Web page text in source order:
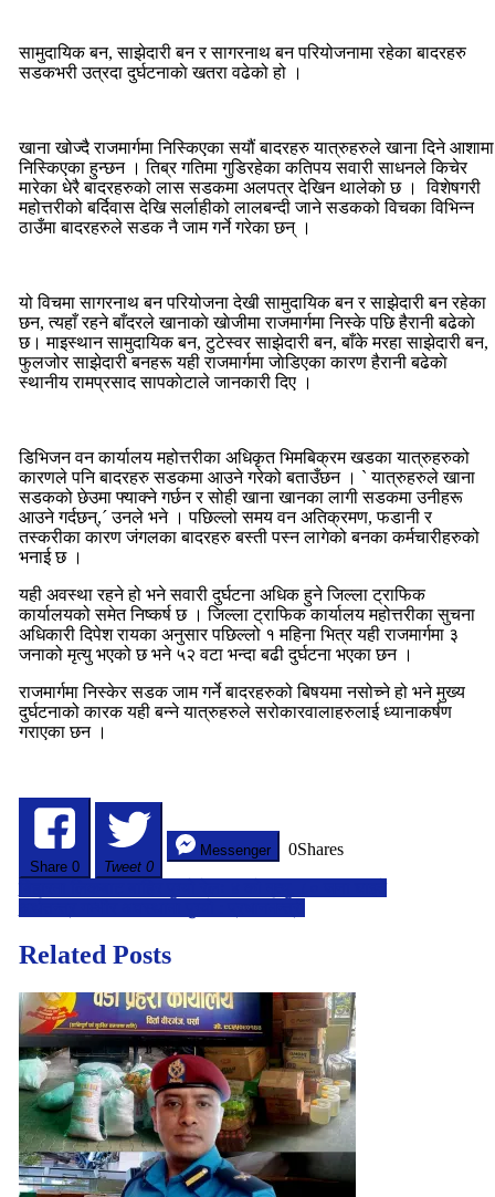
सामुदायिक बन, साझेदारी बन र सागरनाथ बन परियोजनामा रहेका बादरहरु
सडकभरी उत्रदा दुर्घटनाकाे खतरा वढेको हो ।
खाना खोज्दै राजमार्गमा निस्किएका सयौं बादरहरु यात्रुहरुले खाना दिने आशामा
निस्किएका हुन्छन । तिब्र गतिमा गुडिरहेका कतिपय सवारी साधनले किचेर
मारेका धेरै बादरहरुको लास सडकमा अलपत्र देखिन थालेकाे छ । विशेषगरी
महोत्तरीको बर्दिवास देखि सर्लाहीको लालबन्दी जाने सडकको विचका विभिन्न
ठाउँमा बादरहरुले सडक नै जाम गर्ने गरेका छन् ।
यो विचमा सागरनाथ बन परियोजना देखी सामुदायिक बन र साझेदारी बन रहेका
छन, त्यहाँ रहने बाँदरले खानाकाे खाेजीमा राजमार्गमा निस्के पछि हैरानी बढेकाे
छ। माइस्थान सामुदायिक बन, टुटेस्वर साझेदारी बन, बाँके मरहा साझेदारी बन,
फुलजोर साझेदारी बनहरू यही राजमार्गमा जाेडिएका कारण हैरानी बढेकाे
स्थानीय रामप्रसाद सापकाेटाले जानकारी दिए ।
डिभिजन वन कार्यालय महोत्तरीका अधिकृत भिमबिक्रम खडका यात्रुहरुको
कारणले पनि बादरहरु सडकमा आउने गरेको बताउँछन । ` यात्रुहरुले खाना
सडकको छेउमा फ्याक्ने गर्छन र सोही खाना खानका लागी सडकमा उनीहरू
आउने गर्दछन्,´ उनले भने । पछिल्लो समय वन अतिक्रमण, फडानी र
तस्करीका कारण जंगलका बादरहरु बस्ती पस्न लागेको बनका कर्मचारीहरुको
भनाई छ ।
यही अवस्था रहने हो भने सवारी दुर्घटना अधिक हुने जिल्ला ट्राफिक
कार्यालयको समेत निष्कर्ष छ । जिल्ला ट्राफिक कार्यालय महोत्तरीका सुचना
अधिकारी दिपेश रायका अनुसार पछिल्लो १ महिना भित्र यही राजमार्गमा ३
जनाको मृत्यु भएको छ भने ५२ वटा भन्दा बढी दुर्घटना भएका छन ।
राजमार्गमा निस्केर सडक जाम गर्ने बादरहरुको बिषयमा नसोच्ने हो भने मुख्य
दुर्घटनाको कारक यही बन्ने यात्रुहरुले सरोकारवालाहरुलाई ध्यानाकर्षण
गराएका छन ।
Share 0 Tweet 0
Messenger 0Shares
Post
navigation
बिहारमा लिकबाट बाहिर पुग्यो रेलः ४ को मृत्यु, ८० जना घाइते
Related Posts